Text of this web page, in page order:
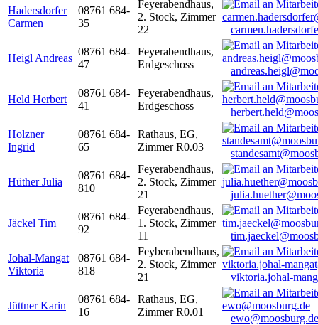
Hadersdorfer
Carmen
08761 684-
35
Feyerabendhaus,
2. Stock, Zimmer
22
Heigl Andreas
08761 684-
47
Feyerabendhaus,
Erdgeschoss
Held Herbert
08761 684-
41
Feyerabendhaus,
Erdgeschoss
Holzner
Ingrid
08761 684-
65
Rathaus, EG,
Zimmer R0.03
Hüther Julia
08761 684-
810
Feyerabendhaus,
2. Stock, Zimmer
21
Jäckel Tim
08761 684-
92
Feyerabendhaus,
1. Stock, Zimmer
11
Johal-Mangat
Viktoria
08761 684-
818
Feyberabendhaus,
2. Stock, Zimmer
21
viktoria.johal-
Jüttner Karin
08761 684-
16
Rathaus, EG,
Zimmer R0.01
ewo@moosburg.de